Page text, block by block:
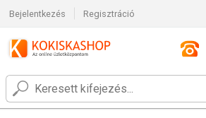
Bejelentkezés Regisztráció